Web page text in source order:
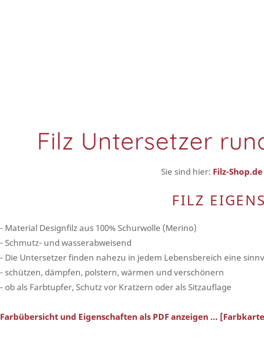
Filz Untersetzer
Sie sind hier: Filz-Shop.de
FILZ
- Material Designfilz aus 100% Schurwolle (Merino)
- Schmutz- und wasserabweisend
- Die Untersetzer finden nahezu in jedem Lebensbereich eine
- schützen, dämpfen, polstern, wärmen und verschönern
- ob als Farbtupfer, Schutz vor Kratzern oder als Sitzauflage
Farbübersicht und Eigenschaften als PDF anzeigen ...